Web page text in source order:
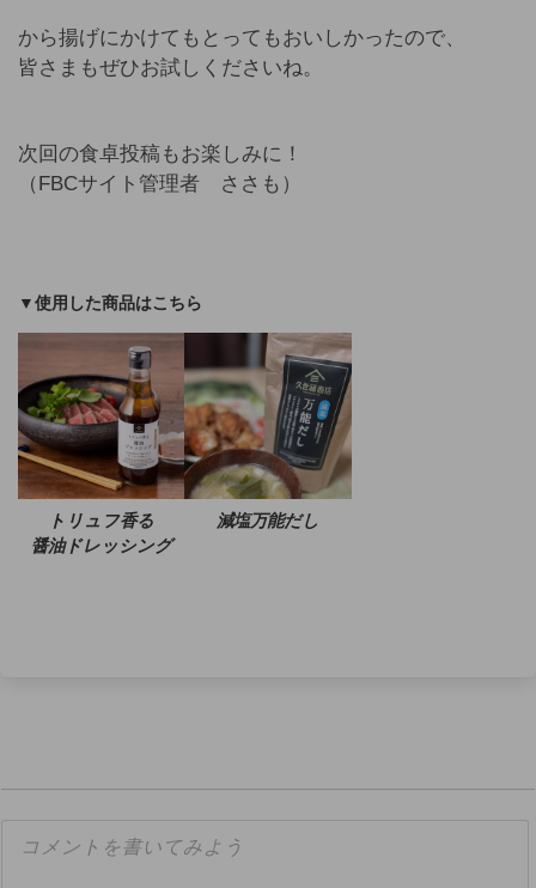
から揚げにかけてもとってもおいしかったので、
皆さまもぜひお試しくださいね。
次回の食卓投稿もお楽しみに！
（FBCサイト管理者 ささも）
▼使用した商品はこちら
トリュフ香る
醤油ドレッシング
減塩万能だし